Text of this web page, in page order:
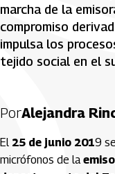
marcha de la
compromiso
impulsa los
tejido social en el
PorAlejandra
El 25 de junio 2019
micrófonos de la